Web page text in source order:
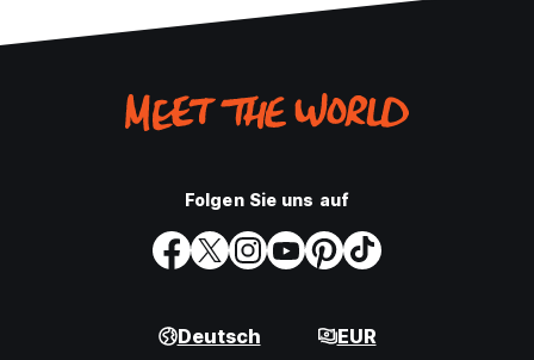
Folgen Sie uns auf
Deutsch EUR